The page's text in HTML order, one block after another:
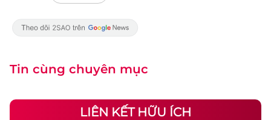
Tin cùng chuyên mục
LIÊN KẾT HỮU ÍCH